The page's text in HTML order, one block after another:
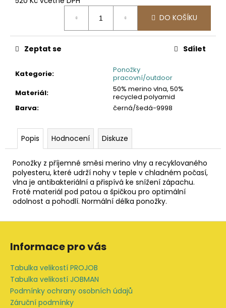
DO KOŠÍKU
Kategorie:
Ponožky
pracovní/outdoor
Materiál:
50% merino vlna, 50%
recycled polyamid
Barva: černá/šedá-9998
Zeptat se Sdílet
Popis Hodnocení Diskuze
Ponožky z příjemné směsi merino vlny a recyklovaného
polyesteru, které udrží nohy v teple v chladném počasí,
vlna je antibakteriální a přispívá ke snížení zápachu.
Froté materiál pod patou a špičkou pro optimální
odolnost a pohodlí. Normální délka ponožky.
e
m
PRACOVNÍ
FUNKČNÍ
TRIKO
247,11
Z
Informace pro vás
Tabulka velikostí PROJOB
Tabulka velikostí JOBMAN
Podmínky ochrany osobních údajů
Záruční podmínky